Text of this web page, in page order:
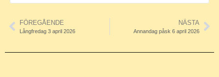
FÖREGÅENDE
Långfredag 3 april 2026
NÄSTA
Annandag påsk 6 april 2026